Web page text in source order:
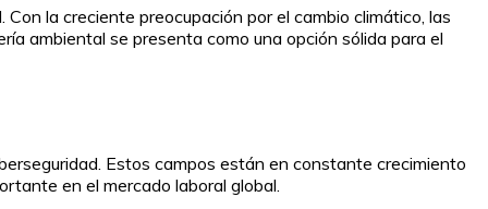
la creciente preocupación por el cambio climático, las
ambiental se presenta como una opción sólida para el
Estos campos están en constante crecimiento
en el mercado laboral global.